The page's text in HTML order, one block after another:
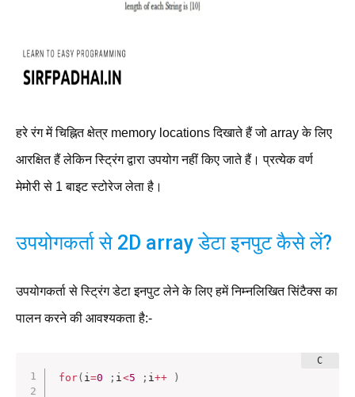
हरे रंग में चिह्नित क्षेत्र memory locations दिखाते हैं जो array के लिए
आरक्षित हैं लेकिन स्ट्रिंग द्वारा उपयोग नहीं किए जाते हैं। प्रत्येक वर्ण
मेमोरी से 1 बाइट स्टोरेज लेता है।
उपयोगकर्ता से 2D array डेटा इनपुट कैसे लें?
उपयोगकर्ता से स्ट्रिंग डेटा इनपुट लेने के लिए हमें निम्नलिखित सिंटैक्स का
पालन करने की आवश्यकता है:-
for( i=0 ; i <5 ; i++ )